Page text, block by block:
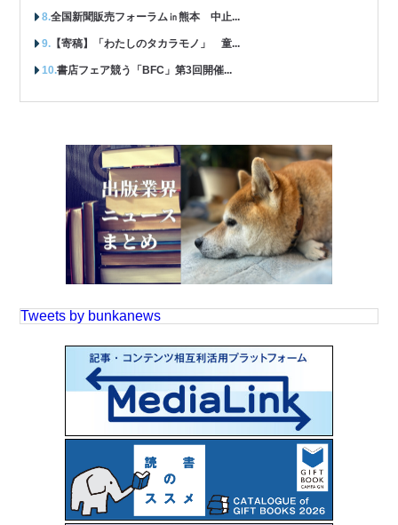
全国新聞販売フォーラム㏌熊本 中止...
【寄稿】「わたしのタカラモノ」 童...
書店フェア競う「BFC」第3回開催...
Tweets by bunkanews